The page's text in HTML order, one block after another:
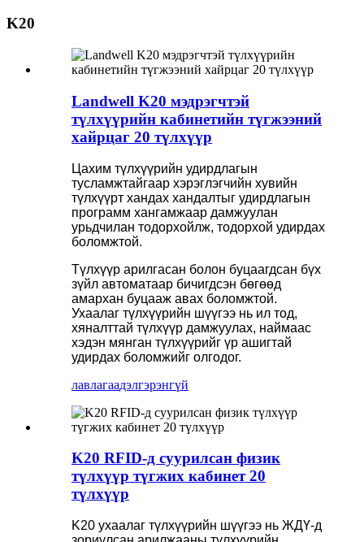
K20
Landwell K20 мэдрэгчтэй
түлхүүрийн кабинетийн түгжээний
хайрцаг 20 түлхүүр
Цахим түлхүүрийн удирдлагын
тусламжтайгаар хэрэглэгчийн хувийн
түлхүүрт хандах хандалтыг удирдлагын
программ хангамжаар дамжуулан
урьдчилан тодорхойлж, тодорхой удирдах
боломжтой.
Түлхүүр арилгасан болон буцаагдсан бүх
зүйл автоматаар бичигдсэн бөгөөд
амархан буцааж авах боломжтой.
Ухаалаг түлхүүрийн шүүгээ нь ил тод,
хяналттай түлхүүр дамжуулах, наймаас
хэдэн мянган түлхүүрийг үр ашигтай
удирдах боломжийг олгодог.
лавлагаадэлгэрэнгүй
K20 RFID-д суурилсан физик
түлхүүр түгжих кабинет 20
түлхүүр
K20 ухаалаг түлхүүрийн шүүгээ нь ЖДҮ-д